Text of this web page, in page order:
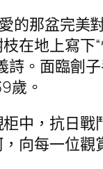
的那盆完美
在地上寫
詩。面臨劊
歲。
中，抗日
向每一位